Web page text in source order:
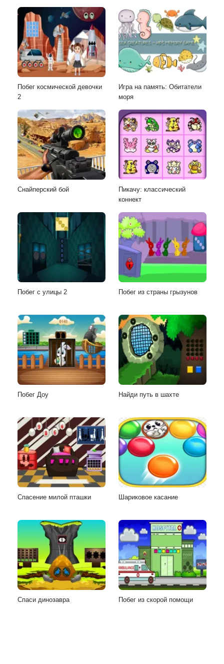
Побег космической девочки
2
Игра на память: Обитатели
моря
Снайперский бой
Пикачу: классический
коннект
Побег с улицы 2 Побег из страны грызунов
Побег Доу Найди путь в шахте
Спасение милой пташки Шариковое касание
Спаси динозавра Побег из скорой помощи